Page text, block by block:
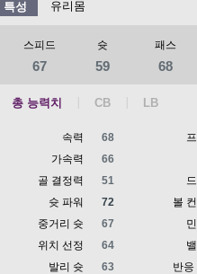
특성 유리몸
스피드
67
슛
59
패스
68
총 능력치
속력
68
가속력
66
골 결정력
51
슛 파워
72
중거리 슛
67
위치 선정
64
발리 슛
63
볼
반응